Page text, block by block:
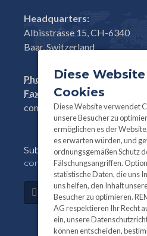
Headquarters:
Albisstrasse 15, CH-6340
Baar, Switzerland
Phone: +41(0)41 761 58 22
Fax:
+41(0)41 761 30 18
conti@contifasteners.ch
Subscribeto our newsletter
company information:
Diese
Cookies
Diese Website verwendet
unsere Besucher zu
ermöglichen es der
es erwarten würden, und
ordnungsgemäßen Schutz
Fälschungsangriffen.
statistische Daten, die uns
uns helfen, den Inhalt
Besucher zu optimieren.
AG respektieren Ihr Recht
ein, unsere
können entscheiden,